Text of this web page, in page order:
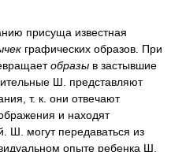
присуща известная
графических образов. При
образы в застывшие
Ш. представляют
т. к. они отвечают
и находят
Ш. могут передаваться из
опыте ребенка Ш.